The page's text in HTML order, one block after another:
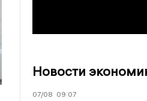
Новости
07/08 09:07